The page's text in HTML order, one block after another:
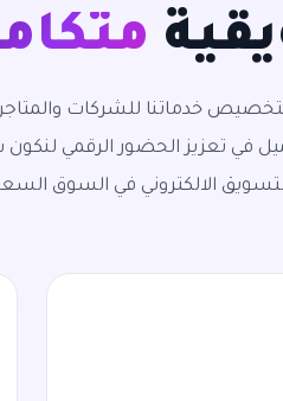
خدماتنا للشركات
في تعزيز الحضور الرقمي
الالكتروني في السوق